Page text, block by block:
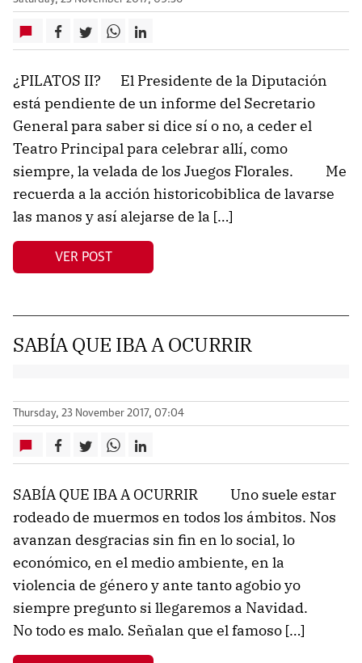
¿PILATOS II? El Presidente de la Diputación
está pendiente de un informe del Secretario
General para saber si dice sí o no, a ceder el
Teatro Principal para celebrar allí, como
siempre, la velada de los Juegos Florales. Me
recuerda a la acción historicobiblica de lavarse
las manos y así alejarse de la […]
VER POST
SABÍA QUE IBA A OCURRIR
Thursday, 23 November 2017, 07:04
SABÍA QUE IBA A OCURRIR Uno suele estar
rodeado de muermos en todos los ámbitos. Nos
avanzan desgracias sin fin en lo social, lo
económico, en el medio ambiente, en la
violencia de género y ante tanto agobio yo
siempre pregunto si llegaremos a Navidad.
No todo es malo. Señalan que el famoso […]